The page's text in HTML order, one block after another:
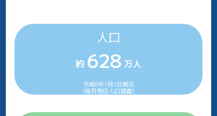
人口
約 628 万人
令和8年1月1日現在
（毎月常住人口調査）